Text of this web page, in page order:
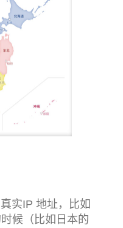
实IP 地址，比如
候（比如日本的